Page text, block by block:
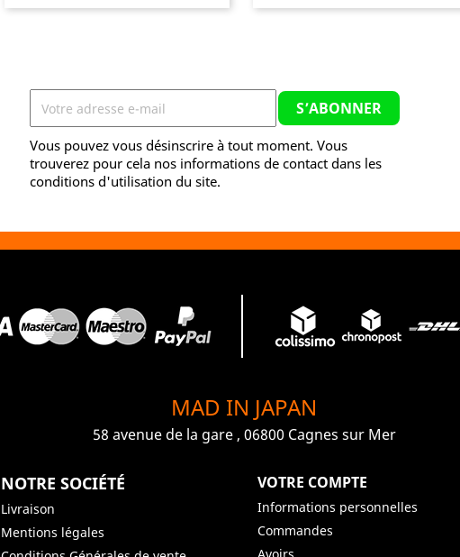
Vous pouvez vous désinscrire à tout moment. Vous
trouverez pour cela nos informations de contact dans les
conditions d'utilisation du site.
MAD IN JAPAN
58 avenue de la gare , 06800 Cagnes sur Mer
NOTRE SOCIÉTÉ
Livraison
Mentions légales
VOTRE COMPTE
Informations personnelles
Commandes